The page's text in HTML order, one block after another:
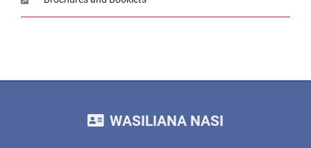
WASILIANA NASI